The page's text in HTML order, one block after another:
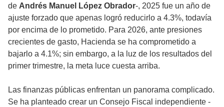
de Andrés Manuel López Obrador-, 2025 fue un año de
ajuste forzado que apenas logró reducirlo a 4.3%, todavía
por encima de lo prometido. Para 2026, ante presiones
crecientes de gasto, Hacienda se ha comprometido a
bajarlo a 4.1%; sin embargo, a la luz de los resultados del
primer trimestre, la meta luce cuesta arriba.
Las finanzas públicas enfrentan un panorama complicado.
Se ha planteado crear un Consejo Fiscal independiente -